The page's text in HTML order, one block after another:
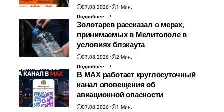
07.08.2026
1 Мин.
Подробнее
Золотарев рассказал о мерах,
принимаемых в Мелитополе в
условиях блэкаута
07.08.2026
2 Мин.
Подробнее
В МАХ работает круглосуточный
канал оповещения об
авиационной опасности
07.08.2026
1 Мин.